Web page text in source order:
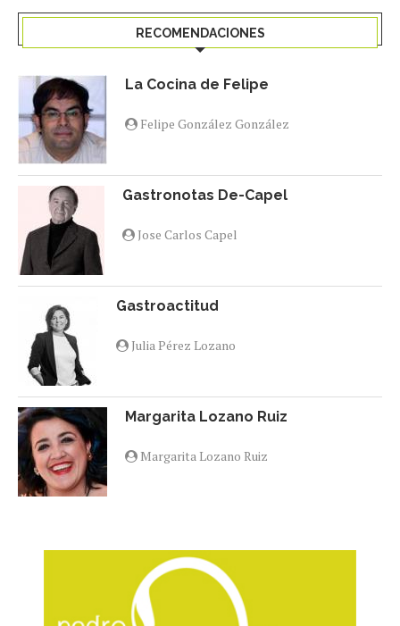
RECOMENDACIONES
La Cocina de Felipe
Felipe González González
Gastronotas De-Capel
Jose Carlos Capel
Gastroactitud
Julia Pérez Lozano
Margarita Lozano Ruiz
Margarita Lozano Ruiz